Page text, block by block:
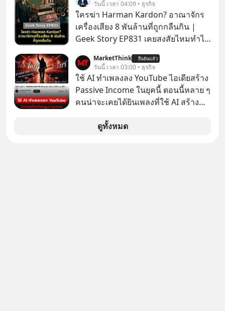
ยอด 2 ล้านบาทขึ้นไป ฟรีค่าธรรมเนียม
ซื้อ
วันนี้ เวลา 04:09 • ธุรกิจ
ใครฆ่า Harman Kardon? อาณาจักร
เครื่องเสียง 8 พันล้านที่ถูกกลืนกิน |
Geek Story EP831 เคยสงสัยไหมทำไม
กล่องมือถือ? หรือลำโพง JBL ถึงวางขาย
เกลื่อนตามห้างทั่วไป? ทั้งที่จริง ๆ แล้ว
ชื่อเหล่านี้คือ “ตำนาน” ระดับเทพที่นัก
เล่นเครื่องเสียงยุคก่อนยอมจ่ายเงินหลัก
แมสนี้ มีโศกนาฏกรรมของโลกธุรกิจ
ซ่อนอยู่ อาณาจักรเครื่องเสียงที่ยิ่งใหญ่
MarketThink ยืนยันแล้ว
วันนี้ เวลา 03:00 • ธุรกิจ
ใช้ AI ทำเพลงลง YouTube ไอเดียสร้าง
Passive Income ในยุคนี้ ตอนนี้หลาย ๆ
คนน่าจะเคยได้ยินเพลงที่ใช้ AI สร้าง
รู้ตัวเรา” จากช่องชื่อว่า UNHEARD
ดูทั้งหมด